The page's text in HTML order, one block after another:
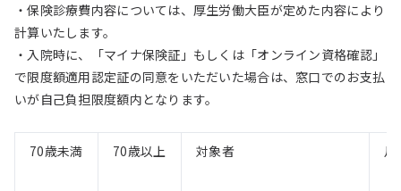
・保険診療費内容については、厚生労働大臣が定めた内容により
計算いたします。
・入院時に、「マイナ保険証」もしくは「オンライン資格確認」
で限度額適用認定証の同意をいただいた場合は、窓口でのお支払
いが自己負担限度額内となります。
70歳未満 70歳以上 対象者 月